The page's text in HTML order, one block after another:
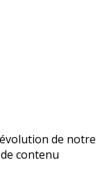
de notre
contenu